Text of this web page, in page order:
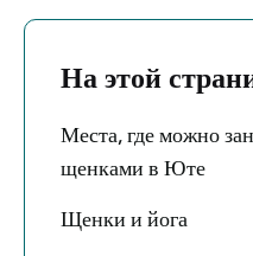
На этой
Места, где можно
щенками в Юте
Щенки и йога